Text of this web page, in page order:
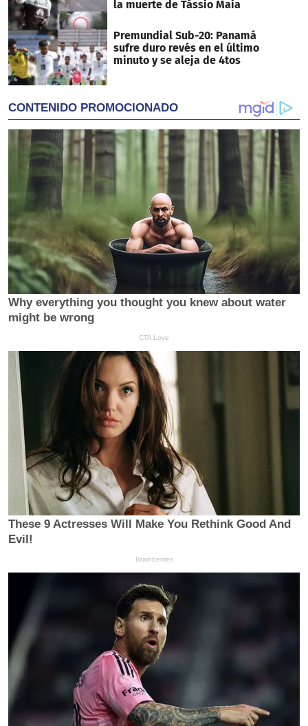
la muerte de Tássio Maia
Premundial Sub-20: Panamá
sufre duro revés en el último
minuto y se aleja de 4tos